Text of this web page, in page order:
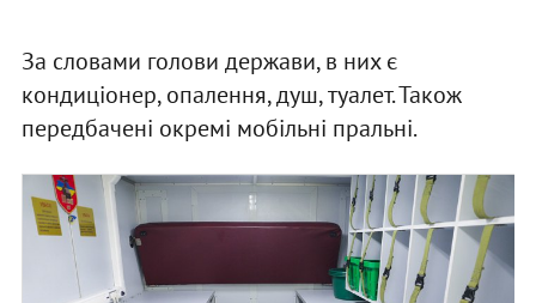
За словами голови держави, в них є
кондиціонер, опалення, душ, туалет. Також
передбачені окремі мобільні пральні.